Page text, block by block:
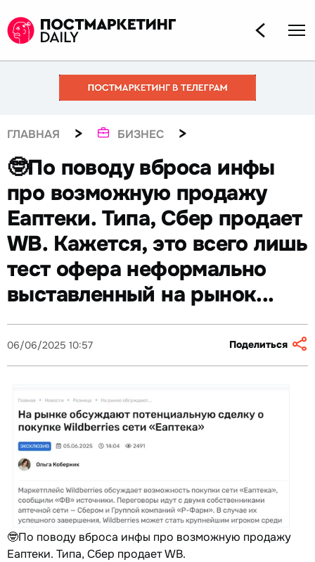
ГЛАВНАЯ > БИЗНЕС >
🤓По поводу вброса инфы
про возможную продажу
Еаптеки. Типа, Сбер продает
WB. Кажется, это всего лишь
тест офера неформально
выставленный на рынок...
06/06/2025 10:57 Поделиться
🤓По поводу вброса инфы про возможную продажу
Еаптеки. Типа, Сбер продает WB.